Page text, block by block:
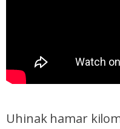
Uhinak hamar